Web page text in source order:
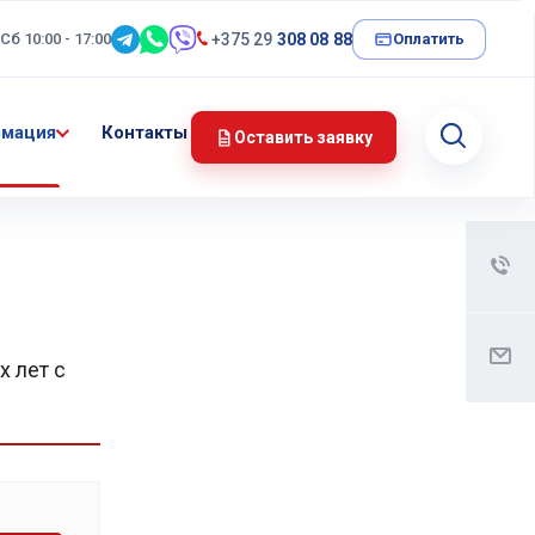
10:00 - 17:00 +375 29 308 08 88 Оплатить
Оставить заявку
Контакты
лет с